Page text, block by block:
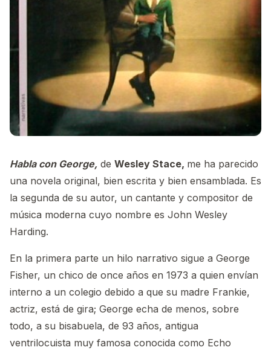
Habla con George, de Wesley Stace, me ha parecido
una novela original, bien escrita y bien ensamblada. Es
la segunda de su autor, un cantante y compositor de
música moderna cuyo nombre es John Wesley
Harding.
En la primera parte un hilo narrativo sigue a George
Fisher, un chico de once años en 1973 a quien envían
interno a un colegio debido a que su madre Frankie,
actriz, está de gira; George echa de menos, sobre
todo, a su bisabuela, de 93 años, antigua
ventrilocuista muy famosa conocida como Echo